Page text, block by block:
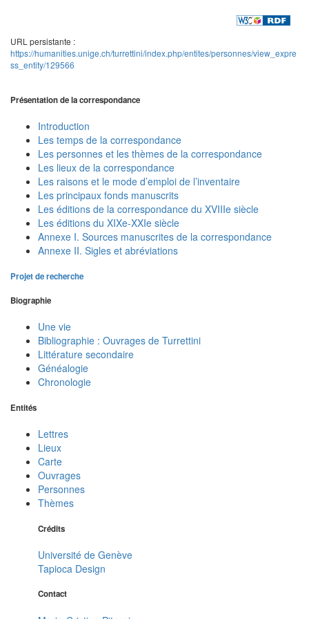
URL persistante :
https://humanities.unige.ch/turrettini/index.php/entites/personnes/view_expre
ss_entity/129566
Présentation de la correspondance
Introduction
Les temps de la correspondance
Les personnes et les thèmes de la correspondance
Les lieux de la correspondance
Les raisons et le mode d’emploi de l’inventaire
Les principaux fonds manuscrits
Les éditions de la correspondance du XVIIIe siècle
Les éditions du XIXe-XXIe siècle
Annexe I. Sources manuscrites de la correspondance
Annexe II. Sigles et abréviations
Projet de recherche
Biographie
Une vie
Bibliographie : Ouvrages de Turrettini
Littérature secondaire
Généalogie
Chronologie
Entités
Lettres
Lieux
Carte
Ouvrages
Personnes
Thèmes
Crédits
Université de Genève
Tapioca Design
Contact